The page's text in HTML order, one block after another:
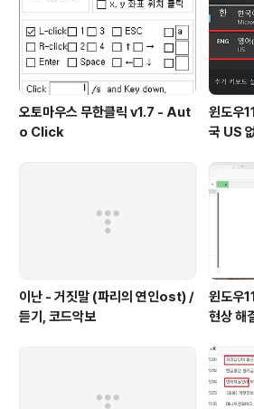
오토마우스 무한클릭 v1.7 - Aut
o Click
윈도우
국 US
이난 - 거짓말 (파리의 연인ost) /
듣기, 코드악보
윈도우
현상